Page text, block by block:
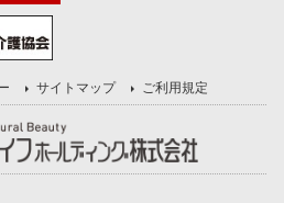
サイトマップ ご利用規定